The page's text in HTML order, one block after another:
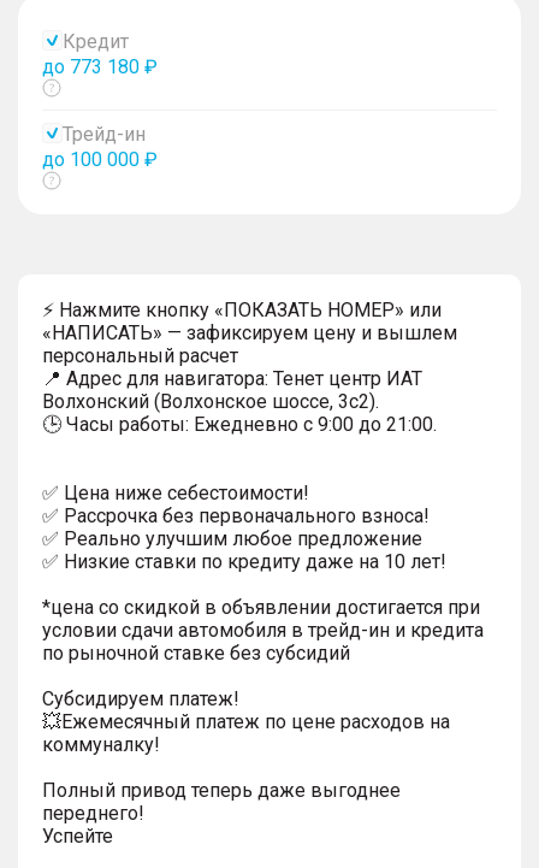
Кредит
до 773 180 ₽
Показать
Трейд-ин
до 100 000 ₽
Показать
⚡ Нажмите кнопку «ПОКАЗАТЬ НОМЕР» или
«НАПИСАТЬ» — зафиксируем цену и вышлем
персональный расчет
📍 Адрес для навигатора: Тенет центр ИАТ
Волхонский (Волхонское шоссе, 3с2).
🕒 Часы работы: Ежедневно с 9:00 до 21:00.
✅ Цена ниже себестоимости!
✅ Рассрочка без первоначального взноса!
✅ Реально улучшим любое предложение
✅ Низкие ставки по кредиту даже на 10 лет!
*цена со скидкой в объявлении достигается при
условии сдачи автомобиля в трейд-ин и кредита
по рыночной ставке без субсидий
Субсидируем платеж!
💥Ежемесячный платеж по цене расходов на
коммуналку!
Полный привод теперь даже выгоднее
переднего!
Успейте